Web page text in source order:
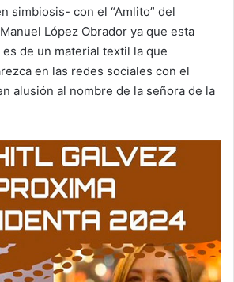
simbiosis- con el “Amlito” del
López Obrador ya que esta
de un material textil la que
en las redes sociales con el
alusión al nombre de la señora de la